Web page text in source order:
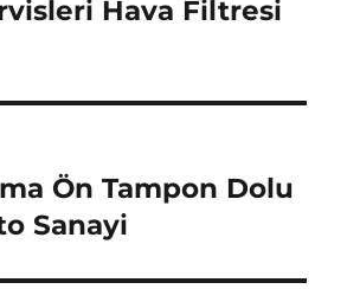
Hava Filtresi
Ön Tampon Dolu
Sanayi